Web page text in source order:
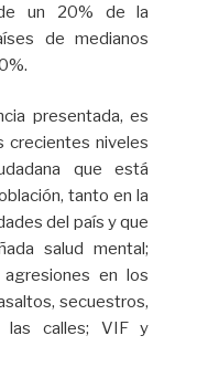
un 20% de la
de medianos
presentada, es
crecientes niveles
que está
tanto en la
del país y que
salud mental;
en los
secuestros,
las calles; VIF y